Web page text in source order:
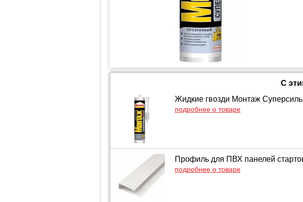
С
Жидкие гвозди Монтаж
подробнее о товаре
Профиль для ПВХ панелей
подробнее о товаре